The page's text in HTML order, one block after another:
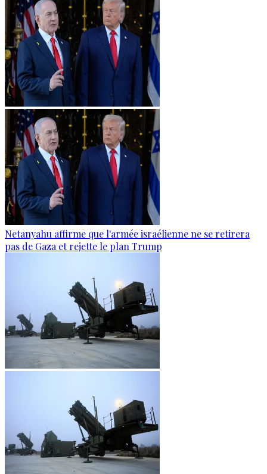
Netanyahu affirme que l'armée israélienne ne se retirera
pas de Gaza et rejette le plan Trump